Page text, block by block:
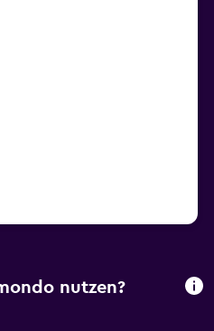
nutzen?